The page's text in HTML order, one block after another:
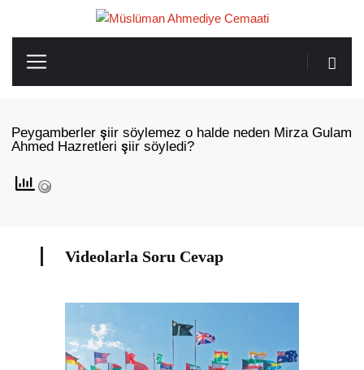
Peygamberler şiir söylemez o halde neden Mirza Gulam
Ahmed Hazretleri şiir söyledi?
Videolarla Soru Cevap